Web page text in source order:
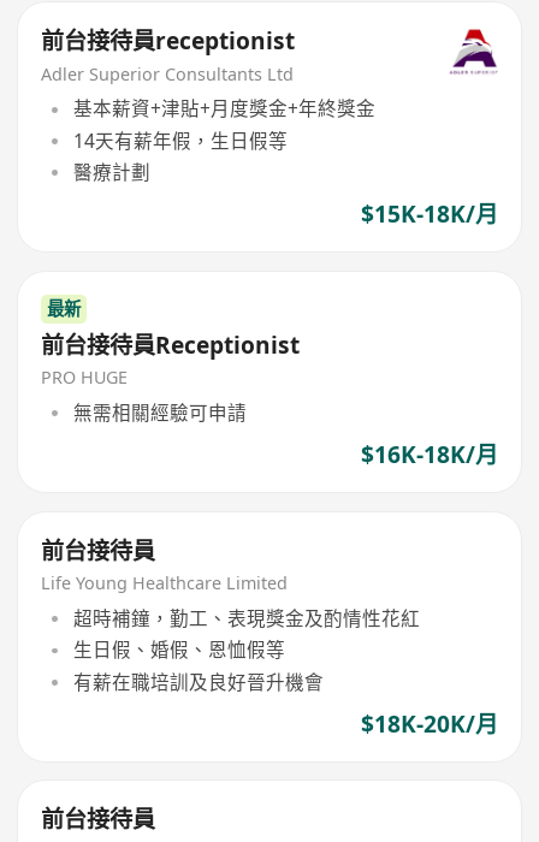
前台接待員receptionist
Adler Superior Consultants Ltd
基本薪資+津貼+月度獎金+年終獎金
14天有薪年假，生日假等
醫療計劃
$15K-18K/月
最新
前台接待員Receptionist
PRO HUGE
無需相關經驗可申請
$16K-18K/月
前台接待員
Life Young Healthcare Limited
超時補鐘，勤工、表現獎金及酌情性花紅
生日假、婚假、恩恤假等
有薪在職培訓及良好晉升機會
$18K-20K/月
前台接待員